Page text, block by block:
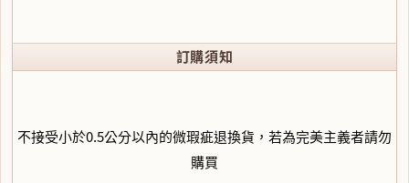
訂購須知
不接受小於0.5公分以內的微瑕疵退換貨，若為完美主義者請勿
購買